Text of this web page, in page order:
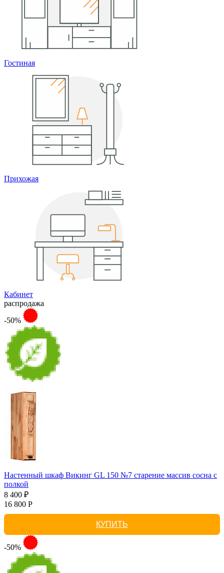
Гостиная
Прихожая
Кабинет
распродажа
-50%
Настенный шкаф Викинг GL 150 №7 старение массив сосна с
полкой
8 400 ₽
16 800 Р
КУПИТЬ
-50%